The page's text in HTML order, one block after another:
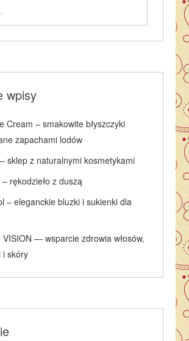
wpisy
Cream – smakowite błyszczyki
zapachami lodów
sklep z naturalnymi kosmetykami
rękodzieło z duszą
– eleganckie bluzki i sukienki dla
VISION — wsparcie zdrowia włosów,
i skóry